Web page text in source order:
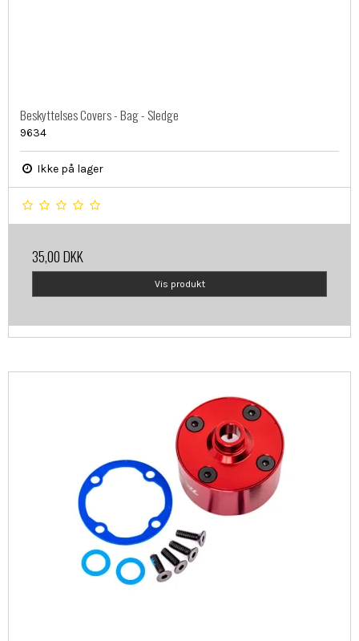
Beskyttelses Covers - Bag - Sledge
9634
Ikke på lager
35,00 DKK
Vis produkt